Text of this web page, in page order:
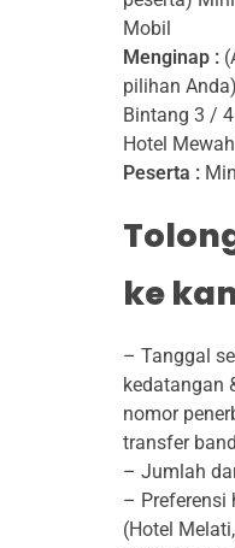
O
C
A
T
R
E
K
K
N
Mobil
Menginap :
pilihan
Bintang 3 /
Hotel
Peserta :
ke
– Tanggal
kedatangan
nomor
transfer
– Jumlah
– Preferensi
(Hotel